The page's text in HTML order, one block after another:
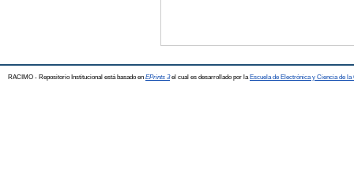
RACIMO - Repositorio Institucional está basado en EPrints 3el cual es desarrollado por la Escuela de Electrónica y Ciencia de la